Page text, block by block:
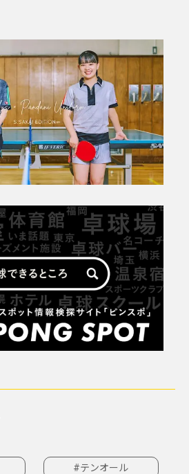
#テンオール